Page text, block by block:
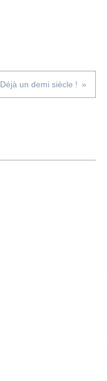
Déjà un demi siècle !